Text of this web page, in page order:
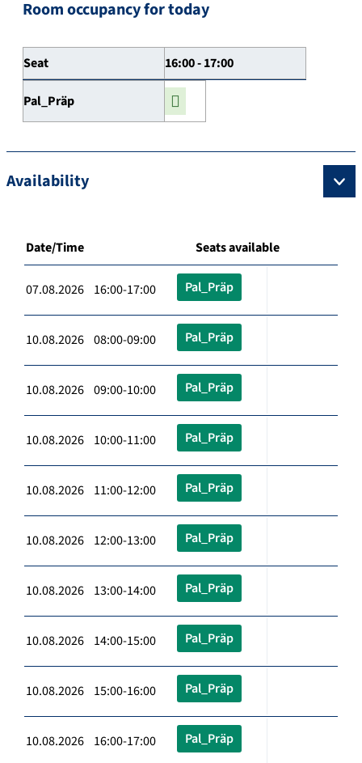
Room occupancy for today
Seat 16:00 - 17:00
Pal_Präp
Availability
Date/Time Seats available
07.08.2026 16:00-17:00 Pal_Präp
10.08.2026 08:00-09:00 Pal_Präp
10.08.2026 09:00-10:00 Pal_Präp
10.08.2026 10:00-11:00 Pal_Präp
10.08.2026 11:00-12:00 Pal_Präp
10.08.2026 12:00-13:00 Pal_Präp
10.08.2026 13:00-14:00 Pal_Präp
10.08.2026 14:00-15:00 Pal_Präp
10.08.2026 15:00-16:00 Pal_Präp
10.08.2026 16:00-17:00 Pal_Präp